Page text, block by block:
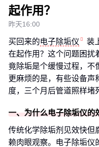
起作用？
昨天16:00
买回来的电子除垢仪
装
在起作用？这个问题困
竟除垢是个缓慢过程，不
更麻烦的是，有些设备声
度，三个月后管道照样堵
一、为什么电子除垢仪的
传统化学除垢剂见效快但
赖肉眼观察。电子除垢仪